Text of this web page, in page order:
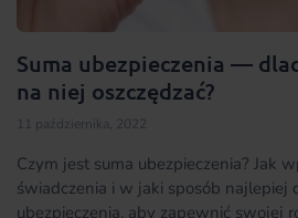
Suma ubezpieczenia —
na niej oszczędzać?
11 października, 2022
Czym jest suma ubezpieczenia? Jak
świadczenia i w jaki sposób najlepiej
ubezpieczenia, aby zapewnić swojej